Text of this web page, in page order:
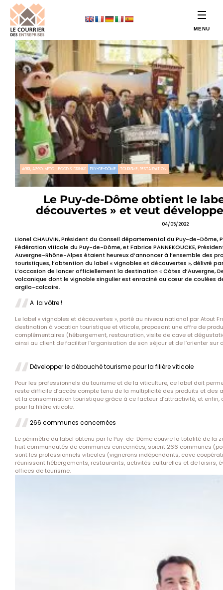
AGRI, AGRO, VÉTO FOOD & DRINKS PUY-DE-DÔME TOURISME, RESTAURATION
Le Puy-de-Dôme obtient le
découvertes » et veut
04/05/2022
Lionel CHAUVIN, Président du Conseil départemental du Puy-de-Dôme,
Fédération viticole du Puy-de-Dôme, et Fabrice PANNEKOUCKE,
Auvergne-Rhône-Alpes étaient heureux d’annoncer à l’ensemble des
touristiques, l’obtention du label « vignobles et découvertes », délivré
L’occasion de lancer officiellement la destination « Côtes d’Auvergne,
volcanique dont le vignoble singulier est enraciné au cœur de coulées
argilo-calcaire.
A la vôtre !
Le label « vignobles et découvertes », porté au niveau national par Atout
destination à vocation touristique et viticole, proposant une offre de
complémentaires (hébergement, restauration, visite de cave et
ainsi au client de faciliter l’organisation de son séjour et de l’orienter
Développer le débouché tourisme pour la filière viticole
Pour les professionnels du tourisme et de la viticulture, ce label doit
reste difficile d’accès compte tenu de la multiplicité des produits et des
et la consommation touristique grâce à ce facteur d’attractivité, et enfin,
pour la filière viticole.
266 communes concernées
Le périmètre du label obtenu par le Puy-de-Dôme couvre la totalité de la
huit communautés de communes concernées, soient 266 communes
sont les professionnels viticoles (vignerons indépendants, cave
réunissant hébergements, restaurants, activités culturelles et de loisirs,
offices de tourisme.